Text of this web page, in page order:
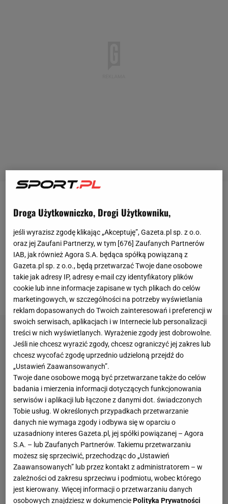
kalendarza na kolejny sezonskoków narciarskich
czyli edycję 2019/2020. Można stwierdzić, że
propozycje Międzynarodowej Federacji Narciarskiej
mogą być wręcz szokujące dlakibicówi samych
skoczków narciarskich, bo oznaczają jeszcze dalsze
podróże.
Droga Użytkowniczko, Drogi Użytkowniku,
jeśli wyrazisz zgodę klikając „Akceptuję”, Gazeta.pl sp. z o.o.
oraz jej Zaufani Partnerzy, w tym [676] Zaufanych Partnerów
IAB, jak również Agora S.A. będąca spółką powiązaną z
Gazeta.pl sp. z o.o., będą przetwarzać Twoje dane osobowe
takie jak adresy IP, adresy e-mail czy identyfikatory plików
cookie lub inne informacje zapisane w tych plikach do celów
marketingowych, w szczególności na potrzeby wyświetlania
reklam dopasowanych do Twoich zainteresowań i preferencji w
swoich serwisach, aplikacjach i w Internecie lub personalizacji
treści w nich wyświetlanych. Wyrażenie zgody jest dobrowolne.
Jeśli nie chcesz wyrazić zgody, chcesz ograniczyć jej zakres lub
chcesz wycofać zgodę uprzednio udzieloną przejdź do
„Ustawień Zaawansowanych”.
Twoje dane osobowe mogą być przetwarzane także do celów
badania i mierzenia informacji dotyczących funkcjonowania
serwisów i aplikacji lub łączone z danymi dot. świadczonych
Tobie usług. W określonych przypadkach przetwarzanie
danych nie wymaga zgody i odbywa się w oparciu o
uzasadniony interes Gazeta.pl, jej spółki powiązanej – Agora
S.A. – lub Zaufanych Partnerów. Takiemu przetwarzaniu
możesz się sprzeciwić, przechodząc do „Ustawień
Zaawansowanych” lub przez kontakt z administratorem – w
zależności od zakresu sprzeciwu i podmiotu, wobec którego
jest kierowany. Więcej informacji o przetwarzaniu danych
osobowych znajdziesz w dokumenciePolityka Prywatności